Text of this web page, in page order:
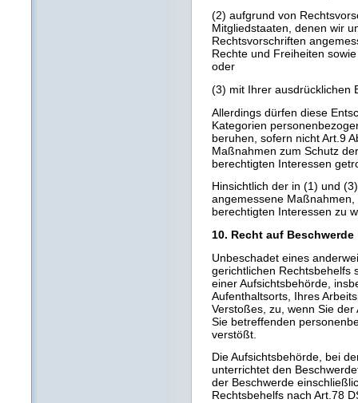
(2) aufgrund von
Mitgliedstaaten, denen wir
Rechtsvorschriften
Rechte und Freiheiten
oder
(3) mit Ihrer ausdrücklichen
Allerdings dürfen diese
Kategorien
beruhen, sofern nicht Art.9
Maßnahmen zum Schutz
berechtigten Interessen
Hinsichtlich der in (1) und
angemessene
berechtigten Interessen zu
10. Recht auf
Unbeschadet eines
gerichtlichen Rechtsbehelfs
einer Aufsichtsbehörde,
Aufenthaltsorts, Ihres
Verstoßes, zu, wenn Sie
Sie betreffenden
verstößt.
Die Aufsichtsbehörde, bei
unterrichtet den
der Beschwerde
Rechtsbehelfs nach Art.78